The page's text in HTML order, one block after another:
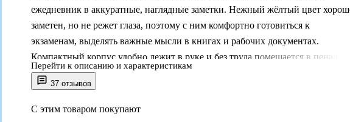
37 отзывов
ежедневник в аккуратные, наглядные заметки. Нежный жёлтый цвет
заметен, но не режет глаза, поэтому с ним комфортно готовиться к
экзаменам, выделять важные мысли в книгах и рабочих документах.
Компактный корпус удобно лежит в руке и без труда помещается в пенал
косметичку, а забавный дизайн поднимает настроение каждый раз, когда вы
берётесь за учёбу или планирование.
Перейти к описанию и характеристикам
С этим товаром покупают